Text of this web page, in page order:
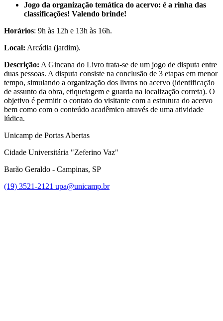
Jogo da organização temática do acervo: é a rinha das
classificações! Valendo brinde!
Horários: 9h às 12h e 13h às 16h.
Local: Arcádia (jardim).
Descrição: A Gincana do Livro trata-se de um jogo de disputa entre
duas pessoas. A disputa consiste na conclusão de 3 etapas em menor
tempo, simulando a organização dos livros no acervo (identificação
de assunto da obra, etiquetagem e guarda na localização correta). O
objetivo é permitir o contato do visitante com a estrutura do acervo
bem como com o conteúdo acadêmico através de uma atividade
lúdica.
Unicamp de Portas Abertas
Cidade Universitária "Zeferino Vaz"
Barão Geraldo - Campinas, SP
(19) 3521-2121 upa@unicamp.br